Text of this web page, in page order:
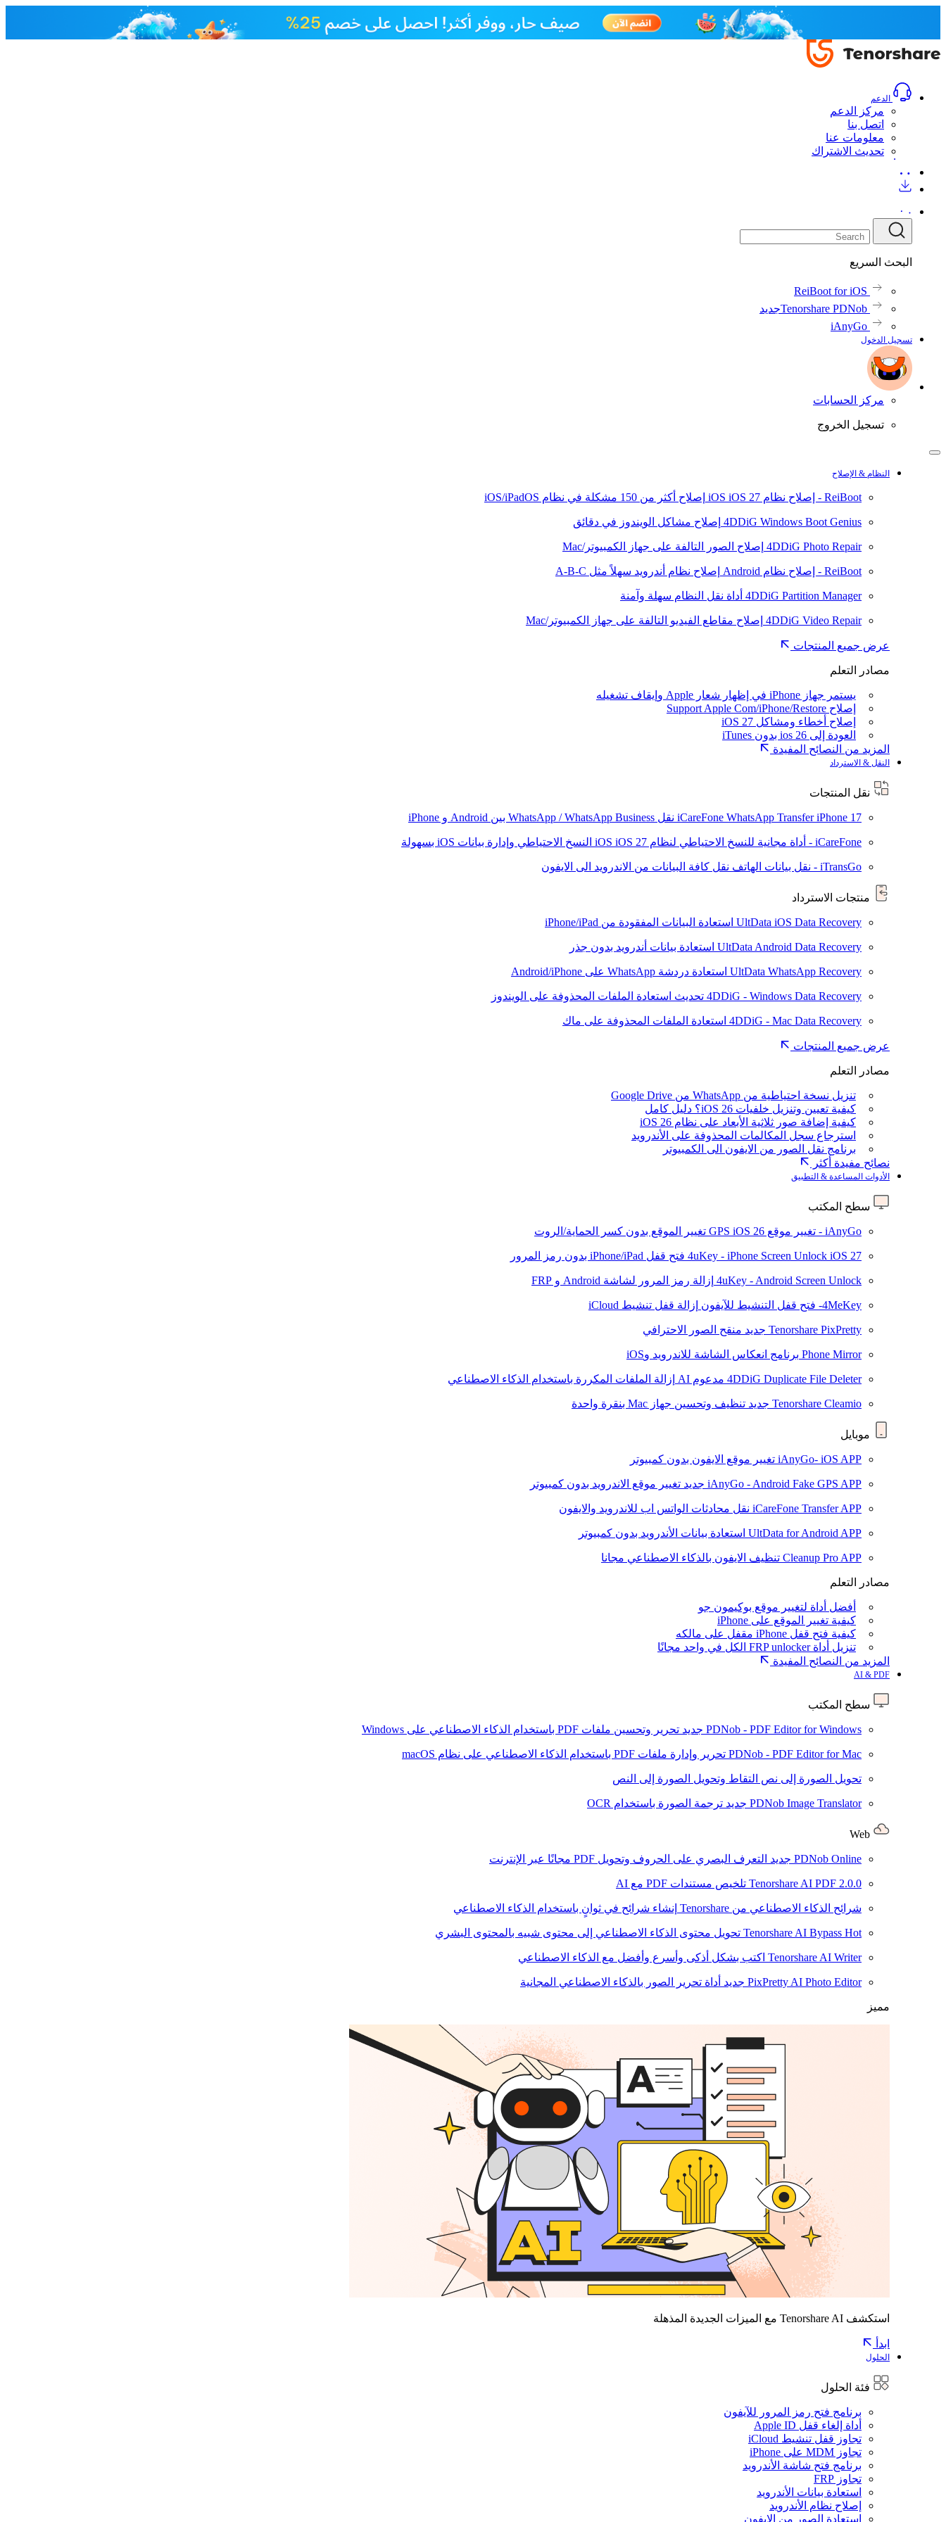
الدعم
مركز الدعم
اتصل بنا
معلومات عنا
تحديث الاشتراك
البحث السريع
ReiBoot for iOS
Tenorshare PDNobجديد
iAnyGo
تسجيل الدخول
مركز الحسابات
تسجيل الخروج
النظام & الإصلاح
ReiBoot - إصلاح نظام iOS iOS 27 إصلاح أكثر من 150 مشكلة في نظام iOS/iPadOS
4DDiG Windows Boot Genius إصلاح مشاكل الويندوز في دقائق
4DDiG Photo Repair إصلاح الصور التالفة على جهاز الكمبيوتر/Mac
ReiBoot - إصلاح نظام Android إصلاح نظام أندرويد سهلاً مثل A-B-C
4DDiG Partition Manager أداة نقل النظام سهلة وآمنة
4DDiG Video Repair إصلاح مقاطع الفيديو التالفة على جهاز الكمبيوتر/Mac
عرض جميع المنتجات
مصادر التعلم
يستمر جهاز iPhone في إظهار شعار Apple وإيقاف تشغيله
إصلاح Support Apple Com/iPhone/Restore
إصلاح أخطاء ومشاكل iOS 27
العودة إلى ios 26 بدون iTunes
المزيد من النصائح المفيدة
النقل & الاسترداد
نقل المنتجات
iCareFone WhatsApp TransferiPhone 17 نقل WhatsApp / WhatsApp Business بين Android و iPhone
iCareFone - أداة مجانية للنسخ الاحتياطي لنظام iOS iOS 27 النسخ الاحتياطي وإدارة بيانات iOS بسهولة
iTransGo - نقل بيانات الهاتف نقل كافة البيانات من الاندرويد الى الايفون
منتجات الاسترداد
UltData iOS Data Recovery استعادة البيانات المفقودة من iPhone/iPad
UltData Android Data Recovery استعادة بيانات أندرويد بدون جذر
UltData WhatsApp Recovery استعادة دردشة WhatsApp على Android/iPhone
4DDiG - Windows Data Recovery تحديث استعادة الملفات المحذوفة على الويندوز
4DDiG - Mac Data Recovery استعادة الملفات المحذوفة على ماك
عرض جميع المنتجات
مصادر التعلم
تنزيل نسخة احتياطية من WhatsApp من Google Drive
كيفية تعيين وتنزيل خلفيات iOS 26؟ دليل كامل
كيفية إضافة صور ثلاثية الأبعاد على نظام iOS 26
استرجاع سجل المكالمات المحذوفة على الأندرويد
برنامج نقل الصور من الايفون الى الكمبيوتر
نصائح مفيدة أكثر
الأدوات المساعدة & التطبيق
سطح المكتب
iAnyGo - تغيير موقع GPS iOS 26 تغيير الموقع بدون كسر الحماية/الروت
4uKey - iPhone Screen Unlock iOS 27 فتح قفل iPhone/iPad بدون رمز المرور
4uKey - Android Screen Unlock إزالة رمز المرور لشاشة Android و FRP
4MeKey- فتح قفل التنشيط للآيفون إزالة قفل تنشيط iCloud
Tenorshare PixPretty جديد منقح الصور الاحترافي
Phone Mirror برنامج انعكاس الشاشة للاندرويد وiOS
4DDiG Duplicate File Deleter مدعوم AI إزالة الملفات المكررة باستخدام الذكاء الاصطناعي
Tenorshare Cleamio جديد تنظيف وتحسين جهاز Mac بنقرة واحدة
موبايل
iAnyGo- iOS APP تغيير موقع الايفون بدون كمبيوتر
iAnyGo - Android Fake GPS APP جديد تغيير موقع الاندرويد بدون كمبيوتر
iCareFone Transfer APP نقل محادثات الواتس اب للاندرويد والايفون
UltData for Android APP استعادة بيانات الأندرويد بدون كمبيوتر
Cleanup Pro APP تنظيف الايفون بالذكاء الاصطناعي مجانا
مصادر التعلم
أفضل أداة لتغيير موقع بوكيمون جو
كيفية تغيير الموقع على iPhone
كيفية فتح قفل iPhone مقفل على مالكه
تنزيل أداة FRP unlocker الكل في واحد مجانًا
المزيد من النصائح المفيدة
AI & PDF
سطح المكتب
PDNob - PDF Editor for Windows جديد تحرير وتحسين ملفات PDF باستخدام الذكاء الاصطناعي على Windows
PDNob - PDF Editor for Mac تحرير وإدارة ملفات PDF باستخدام الذكاء الاصطناعي على نظام macOS
تحويل الصورة إلى نص التقاط وتحويل الصورة إلى النص
PDNob Image Translator جديد ترجمة الصورة باستخدام OCR
PDNob Online جديد التعرف البصري على الحروف وتحويل PDF مجانًا عبر الإنترنت
Tenorshare AI PDF 2.0.0 تلخيص مستندات PDF مع AI
شرائح الذكاء الاصطناعي من Tenorshare إنشاء شرائح في ثوانٍ باستخدام الذكاء الاصطناعي
Tenorshare AI Bypass Hot تحويل محتوى الذكاء الاصطناعي إلى محتوى شبيه بالمحتوى البشري
Tenorshare AI Writer اكتب بشكل أذكى وأسرع وأفضل مع الذكاء الاصطناعي
PixPretty AI Photo Editor جديد أداة تحرير الصور بالذكاء الاصطناعي المجانية
مميز
استكشف Tenorshare AI مع الميزات الجديدة المذهلة
ابدأ
الحلول
فئة الحلول
برنامج فتح رمز المرور للآيفون
أداة إلغاء قفل Apple ID
تجاوز قفل تنشيط iCloud
تجاوز MDM على iPhone
برنامج فتح شاشة الأندرويد
تجاوز FRP
استعادة بيانات الأندرويد
إصلاح نظام الأندرويد
استعادة الصور من الايفون